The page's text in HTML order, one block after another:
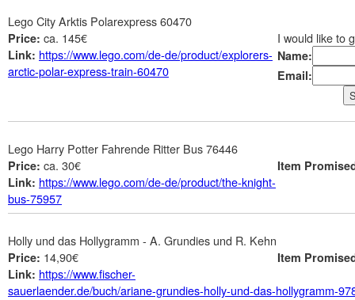
Lego City Arktis Polarexpress 60470
I would like to
Name:
Email:
Price: ca. 145€
Link: https://www.lego.com/de-de/product/explorers-
arctic-polar-express-train-60470
Lego Harry Potter Fahrende Ritter Bus 76446
Item
Price: ca. 30€
Link: https://www.lego.com/de-de/product/the-knight-
bus-75957
Holly und das Hollygramm - A. Grundies und R. Kehn
Item
Price: 14,90€
Link: https://www.fischer-
sauerlaender.de/buch/ariane-grundies-holly-und-das-hollygramm-